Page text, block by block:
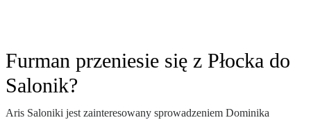
Furman przeniesie się z Płocka do
Salonik?
Aris Saloniki jest zainteresowany sprowadzeniem Dominika